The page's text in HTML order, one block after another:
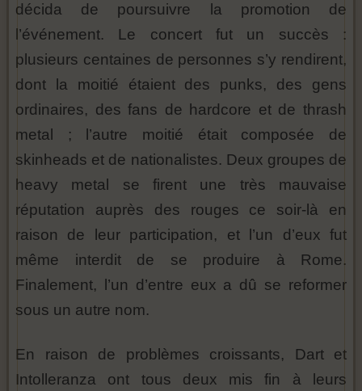
décida de poursuivre la promotion de
l’événement. Le concert fut un succès :
plusieurs centaines de personnes s’y rendirent,
dont la moitié étaient des punks, des gens
ordinaires, des fans de hardcore et de thrash
metal ; l’autre moitié était composée de
skinheads et de nationalistes. Deux groupes de
heavy metal se firent une très mauvaise
réputation auprès des rouges ce soir-là en
raison de leur participation, et l’un d’eux fut
même interdit de se produire à Rome.
Finalement, l’un d’entre eux a dû se reformer
sous un autre nom.
En raison de problèmes croissants, Dart et
Intolleranza ont tous deux mis fin à leurs